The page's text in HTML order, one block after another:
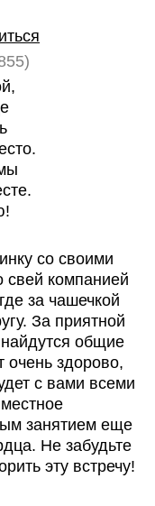
со своими
свей компанией
за чашечкой
За приятной
общие
очень здорово,
с вами всеми
занятием еще
Не забудьте
эту встречу!